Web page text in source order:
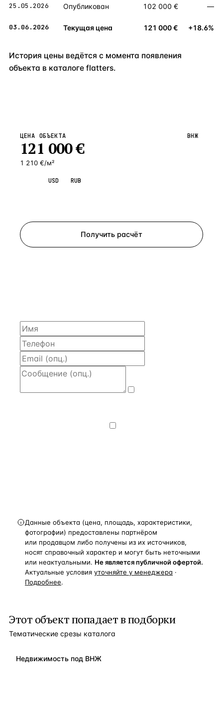
25.05.2026 Опубликован 102 000 € —
03.06.2026 Текущая цена 121 000 € +18.6%
История цены ведётся с момента появления
объекта в каталоге flatters.
ЦЕНА ОБЪЕКТА
121 000€
1 210 €/м²
ВНЖ
USD RUB
Получить расчёт
Данные объекта (цена, площадь, характеристики,
фотографии) предоставлены партнёром
или продавцом либо получены из их источников,
носят справочный характер и могут быть неточными
или неактуальными. Не является публичной офертой.
Актуальные условия уточняйте у менеджера ·
Подробнее.
Этот объект попадает в подборки
Тематические срезы каталога
Недвижимость под ВНЖ